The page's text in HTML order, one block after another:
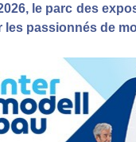
le parc des
les passionnés de